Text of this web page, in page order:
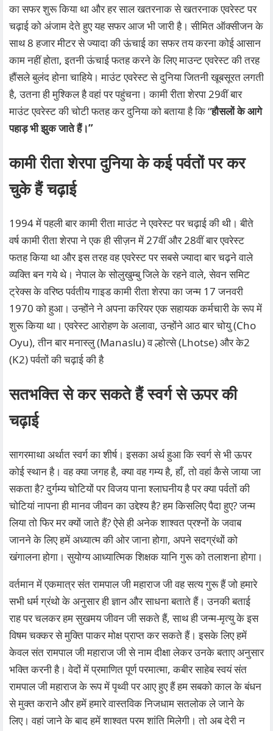
का सफर शुरू किया था और हर साल खतरनाक से खतरनाक एवरेस्ट पर
चढ़ाई को अंजाम देते हुए यह सफर आज भी जारी है। सीमित ऑक्सीजन के
साथ 8 हजार मीटर से ज्यादा की ऊंचाई का सफर तय करना कोई आसान
काम नहीं होता, इतनी ऊंचाई फतह करने के लिए माउन्ट एवरेस्ट की तरह
हौंसले बुलंद होना चाहिये। माउंट एवरेस्ट से दुनिया जितनी खूबसूरत लगती
है, उतना ही मुश्किल है वहां पर पहुंचना। कामी रीता शेरपा 29वीं बार
माउंट एवरेस्ट की चोटी फतह कर दुनिया को बताया है कि “हौसलों के आगे
पहाड़ भी झुक जाते हैं।”
कामी रीता शेरपा दुनिया के कई पर्वतों पर कर
चुके हैं चढ़ाई
1994 में पहली बार कामी रीता माउंट ने एवरेस्ट पर चढ़ाई की थी। बीते
वर्ष कामी रीता शेरपा ने एक ही सीज़न में 27वीं और 28वीं बार एवरेस्ट
फतह किया था और इस तरह वह एवरेस्ट पर सबसे ज्यादा बार चढ़ने वाले
व्यक्ति बन गये थे। नेपाल के सोलुखुम्बु जिले के रहने वाले, सेवन समिट
ट्रेक्स के वरिष्ठ पर्वतीय गाइड कामी रीता शेरपा का जन्म 17 जनवरी
1970 को हुआ। उन्होंने ने अपना करियर एक सहायक कर्मचारी के रूप में
शुरू किया था। एवरेस्ट आरोहण के अलावा, उन्होंने आठ बार चोयु (Cho
Oyu), तीन बार मनास्लु (Manaslu) व ल्होत्से (Lhotse) और के2
(K2) पर्वतों की चढ़ाई की है
सतभक्ति से कर सकते हैं स्वर्ग से ऊपर की
चढ़ाई
सागरमाथा अर्थात स्वर्ग का शीर्ष। इसका अर्थ हुआ कि स्वर्ग से भी ऊपर
कोई स्थान है। वह क्या जगह है, क्या वह गम्य है, हाँ, तो वहां कैसे जाया जा
सकता है? दुर्गम्य चोटियों पर विजय पाना श्लाघनीय है पर क्या पर्वतों की
चोटियां नापना ही मानव जीवन का उद्देश्य है? हम किसलिए पैदा हुए? जन्म
लिया तो फिर मर क्यों जाते हैं? ऐसे ही अनेक शाश्वत प्रश्नों के जवाब
जानने के लिए हमें अध्यात्म की ओर जाना होगा, अपने सदग्रंथों को
खंगालना होगा। सुयोग्य आध्यात्मिक शिक्षक यानि गुरू को तलाशना होगा।
वर्तमान में एकमात्र संत रामपाल जी महाराज जी वह सत्य गुरू हैं जो हमारे
सभी धर्म ग्रंथो के अनुसार ही ज्ञान और साधना बताते हैं। उनकी बताई
राह पर चलकर हम सुखमय जीवन जी सकते हैं, साथ ही जन्म-मृत्यु के इस
विषम चक्कर से मुक्ति पाकर मोक्ष प्राप्त कर सकते हैं। इसके लिए हमें
केवल संत रामपाल जी महाराज जी से नाम दीक्षा लेकर उनके बताए अनुसार
भक्ति करनी है। वेदों में प्रमाणित पूर्ण परमात्मा, कबीर साहेब स्वयं संत
रामपाल जी महाराज के रूप में पृथ्वी पर आए हुए हैं हम सबको काल के बंधन
से मुक्त कराने और हमें हमारे वास्तविक निजधाम सतलोक ले जाने के
लिए। वहां जाने के बाद हमें शाश्वत परम शांति मिलेगी। तो अब देरी न